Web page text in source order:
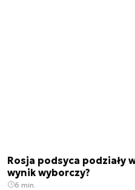
Rosja podsyca podziały
wynik wyborczy?
6 min.